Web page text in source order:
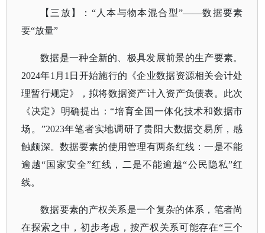
【三放】： “人本与物本混合型”——数据要素
要“放量”
数据是一种全新的、极具发展前景的生产要素。
2024年1月1日开始施行的《企业数据资源相关会计处
理暂行规定》，拟将数据资产计入资产负债表。此次
《决定》明确提出：“培育全国一体化技术和数据市
场。”2023年笔者实地调研了贵阳大数据交易所，感
触颇深。数据要素的使用管理有两条红线：一是不能
逾越“国家安全”红线，二是不能逾越“公民隐私”红
线。
数据要素的产权关系是一个复杂的体系，笔者尚
在探索之中，初步考虑，按产权关系可能存在“三个